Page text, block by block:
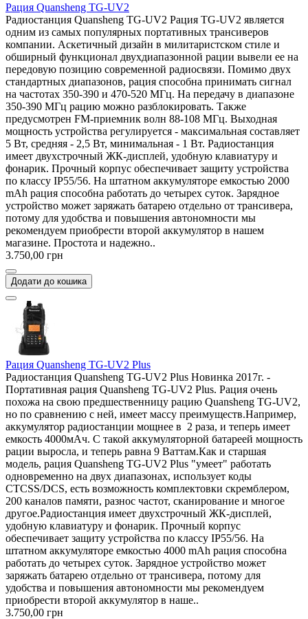
Рация Quansheng TG-UV2
Радиостанция Quansheng TG-UV2 Рация TG-UV2 является
одним из самых популярных портативных трансиверов
компании. Аскетичный дизайн в милитаристском стиле и
обширный функционал двухдиапазонной рации вывели ее на
передовую позицию современной радиосвязи. Помимо двух
стандартных диапазонов, рация способна принимать сигнал
на частотах 350-390 и 470-520 МГц. На передачу в диапазоне
350-390 МГц рацию можно разблокировать. Также
предусмотрен FM-приемник волн 88-108 МГц. Выходная
мощность устройства регулируется - максимальная составляет
5 Вт, средняя - 2,5 Вт, минимальная - 1 Вт. Радиостанция
имеет двухстрочный ЖК-дисплей, удобную клавиатуру и
фонарик. Прочный корпус обеспечивает защиту устройства
по классу IP55/56. На штатном аккумуляторе емкостью 2000
mAh рация способна работать до четырех суток. Зарядное
устройство может заряжать батарею отдельно от трансивера,
потому для удобства и повышения автономности мы
рекомендуем приобрести второй аккумулятор в нашем
магазине. Простота и надежно..
3.750,00 грн
Додати до кошика
Рация Quansheng TG-UV2 Plus
Радиостанция Quansheng TG-UV2 Plus Новинка 2017г. -
Портативная рация Quansheng TG-UV2 Plus. Рация очень
похожа на свою предшественницу рацию Quansheng TG-UV2,
но по сравнению с ней, имеет массу преимуществ.Например,
аккумулятор радиостанции мощнее в 2 раза, и теперь имеет
емкость 4000мАч. С такой аккумуляторной батареей мощность
рации выросла, и теперь равна 9 Ваттам.Как и старшая
модель, рация Quansheng TG-UV2 Plus "умеет" работать
одновременно на двух диапазонах, использует коды
CTCSS/DCS, есть возможность комплектовки скремблером,
200 каналов памяти, разнос частот, сканирование и многое
другое.Радиостанция имеет двухстрочный ЖК-дисплей,
удобную клавиатуру и фонарик. Прочный корпус
обеспечивает защиту устройства по классу IP55/56. На
штатном аккумуляторе емкостью 4000 mAh рация способна
работать до четырех суток. Зарядное устройство может
заряжать батарею отдельно от трансивера, потому для
удобства и повышения автономности мы рекомендуем
приобрести второй аккумулятор в наше..
3.750,00 грн